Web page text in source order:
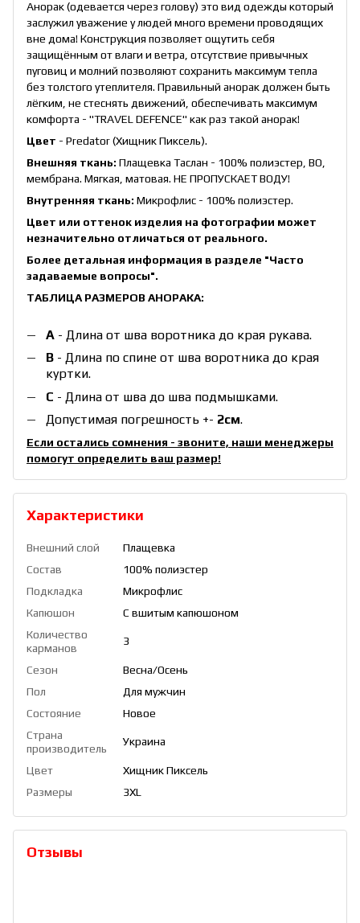
Анорак (одевается через голову) это вид одежды который
заслужил уважение у людей много времени проводящих
вне дома! Конструкция позволяет ощутить себя
защищённым от влаги и ветра, отсутствие привычных
пуговиц и молний позволяют сохранить максимум тепла
без толстого утеплителя. Правильный анорак должен быть
лёгким, не стеснять движений, обеспечивать максимум
комфорта - "TRAVEL DEFENCE" как раз такой анорак!
Цвет - Predator (Хищник Пиксель).
Внешняя ткань: Плащевка Таслан - 100% полиэстер, ВО,
мембрана. Мягкая, матовая. НЕ ПРОПУСКАЕТ ВОДУ!
Внутренняя ткань: Микрофлис - 100% полиэстер.
Цвет или оттенок изделия на фотографии может
незначительно отличаться от реального.
Более детальная информация в разделе "Часто
задаваемые вопросы".
ТАБЛИЦА РАЗМЕРОВ АНОРАКА:
А - Длина от шва воротника до края рукава.
B - Длина по спине от шва воротника до края
куртки.
С - Длина от шва до шва подмышками.
Допустимая погрешность +- 2см.
Если остались сомнения - звоните, наши менеджеры
помогут определить ваш размер!
Характеристики
Внешний слой
Плащевка
Состав
100% полиэстер
Подкладка
Микрофлис
Капюшон
С вшитым капюшоном
Количество
карманов
3
Сезон
Весна/Осень
Пол
Для мужчин
Состояние
Новое
Страна
производитель
Украина
Цвет
Хищник Пиксель
Размеры
3XL
Отзывы